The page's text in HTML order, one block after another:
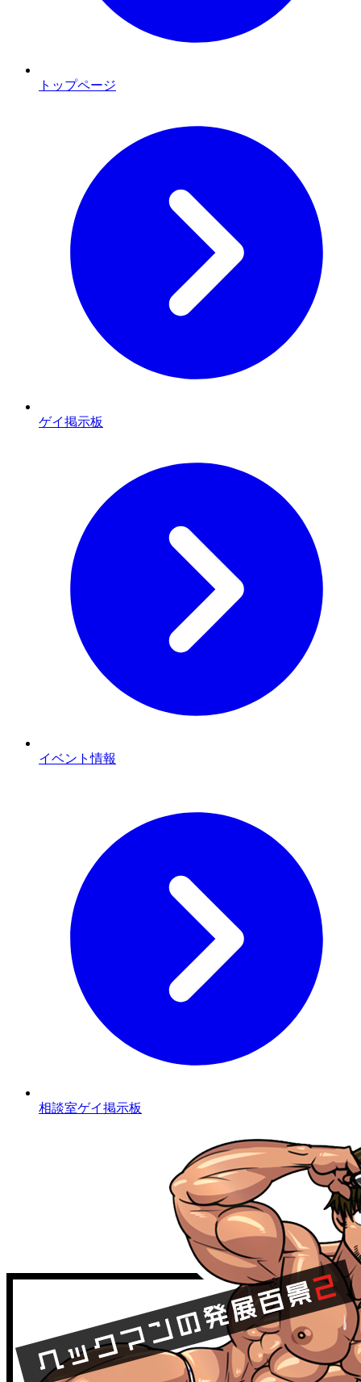
トップページ
ゲイ掲示板
イベント情報
相談室ゲイ掲示板